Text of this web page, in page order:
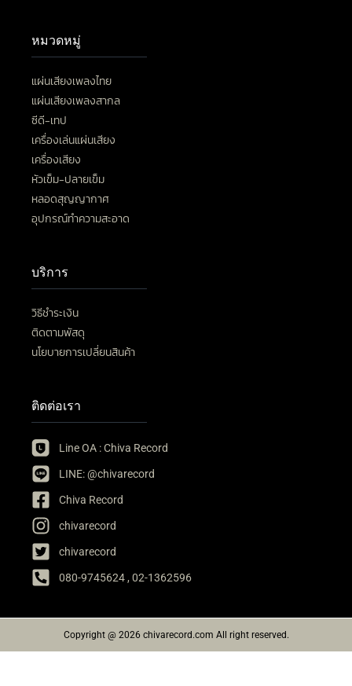
หมวดหมู่
แผ่นเสียงเพลงไทย
แผ่นเสียงเพลงสากล
ซีดี-เทป
เครื่องเล่นแผ่นเสียง
เครื่องเสียง
หัวเข็ม-ปลายเข็ม
หลอดสุญญากาศ
อุปกรณ์ทำความสะอาด
บริการ
วิธีชำระเงิน
ติดตามพัสดุ
นโยบายการเปลี่ยนสินค้า
ติดต่อเรา
Line OA : Chiva Record
LINE: @chivarecord
Chiva Record
chivarecord
chivarecord
080-9745624 , 02-1362596
Copyright @ 2026 chivarecord.com All right reserved.